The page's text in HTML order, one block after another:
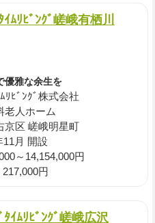
ｲﾑﾘﾋﾞﾝｸﾞ嵯峨有栖川
優雅な余生を
ﾘﾋﾞﾝｸﾞ株式会社
老人ホーム
京区 嵯峨明星町
11月 開設
～14,154,000円
円
ﾀｲﾑﾘﾋﾞﾝｸﾞ嵯峨広沢